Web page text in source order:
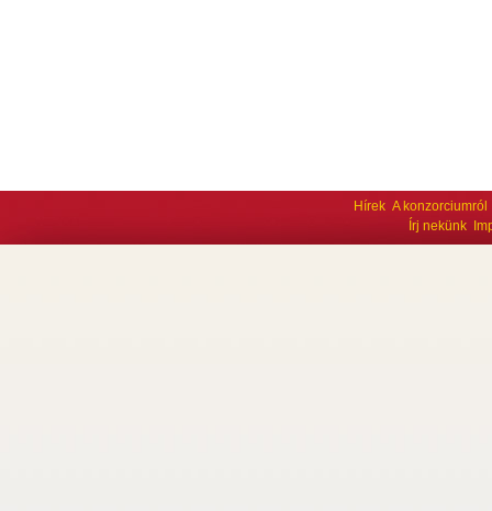
Hírek A konzorciumról
Írj nekünk